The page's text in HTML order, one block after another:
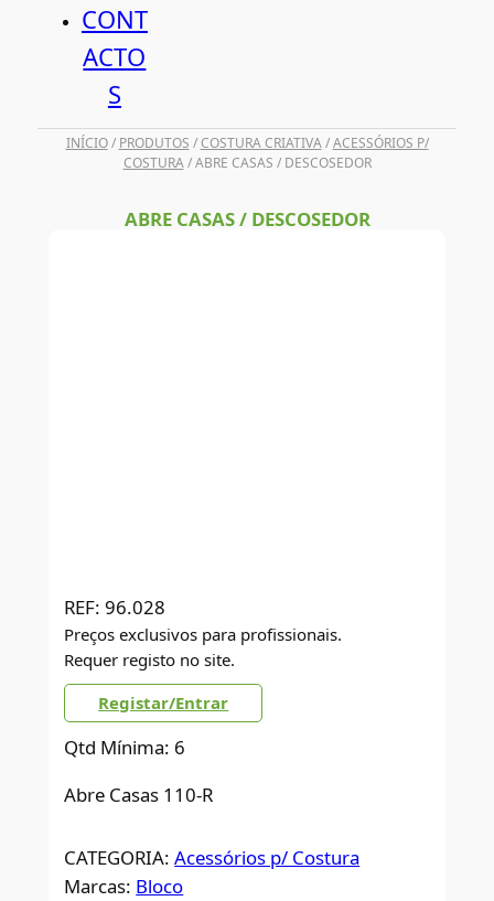
CONT
ACTO
S
INÍCIO/ PRODUTOS /COSTURA CRIATIVA/ACESSÓRIOS P/
COSTURA/ ABRE CASAS / DESCOSEDOR
ABRE CASAS / DESCOSEDOR
REF: 96.028
Preços exclusivos para profissionais.
Requer registo no site.
Registar/Entrar
Qtd Mínima: 6
Abre Casas 110-R
CATEGORIA:Acessórios p/ Costura
Marcas: Bloco